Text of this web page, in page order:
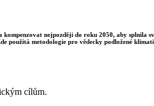
nejpozději do roku 2050, aby splnila
použitá metodologie pro vědecky podložené
cílům.